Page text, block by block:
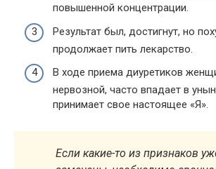
повышенной концентрации.
Результат был, достигнут, но
продолжает пить лекарство.
В ходе приема диуретиков
нервозной, часто впадает в
принимает свое настоящее «Я».
Если какие-то из признаков